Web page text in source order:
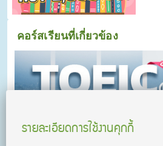
คอร์สเรียนที่เกี่ยวข้อง
รายละเอียดการใช้งานคุกกี้